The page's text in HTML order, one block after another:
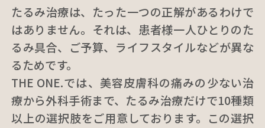
たるみ治療は、たった一つの正解があるわけで
はありません。それは、患者様一人ひとりのた
るみ具合、ご予算、ライフスタイルなどが異な
るためです。
THE ONE.では、美容皮膚科の痛みの少ない治
療から外科手術まで、たるみ治療だけで10種類
以上の選択肢をご用意しております。この選択